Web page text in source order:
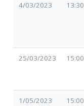
4/03/2023 13:30
25/03/2023 15:00
1/05/2023 15:00